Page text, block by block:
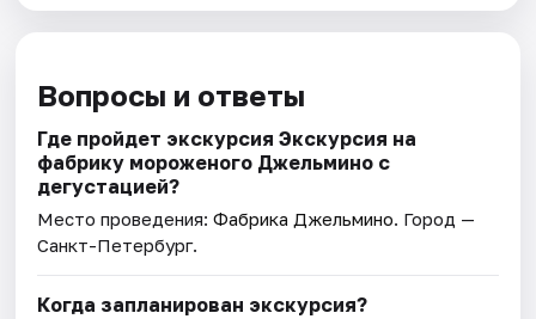
Вопросы и ответы
Где пройдет экскурсия Экскурсия на
фабрику мороженого Джельмино с
дегустацией?
Место проведения:Фабрика Джельмино. Город —
Санкт-Петербург.
Когда запланирован экскурсия?